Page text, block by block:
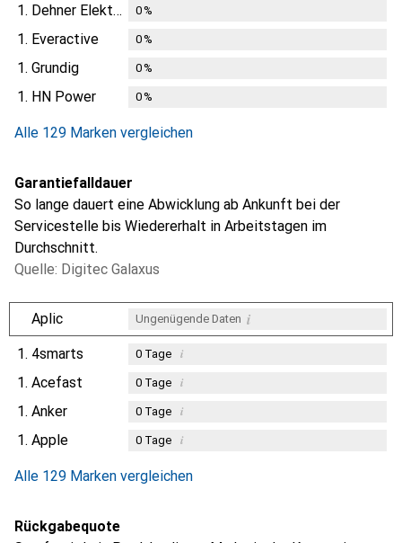
1. Dehner Elektronik 0%
1. Everactive 0%
1. Grundig 0%
1. HN Power 0%
Alle 129 Marken vergleichen
Garantiefalldauer
So lange dauert eine Abwicklung ab Ankunft bei der
Servicestelle bis Wiedererhalt in Arbeitstagen im
Durchschnitt.
Quelle: Digitec Galaxus
Aplic Ungenügende Daten i
1. 4smarts 0Tage i
1. Acefast 0Tage i
1. Anker 0Tage i
1. Apple 0Tage i
Alle 129 Marken vergleichen
Rückgabequote